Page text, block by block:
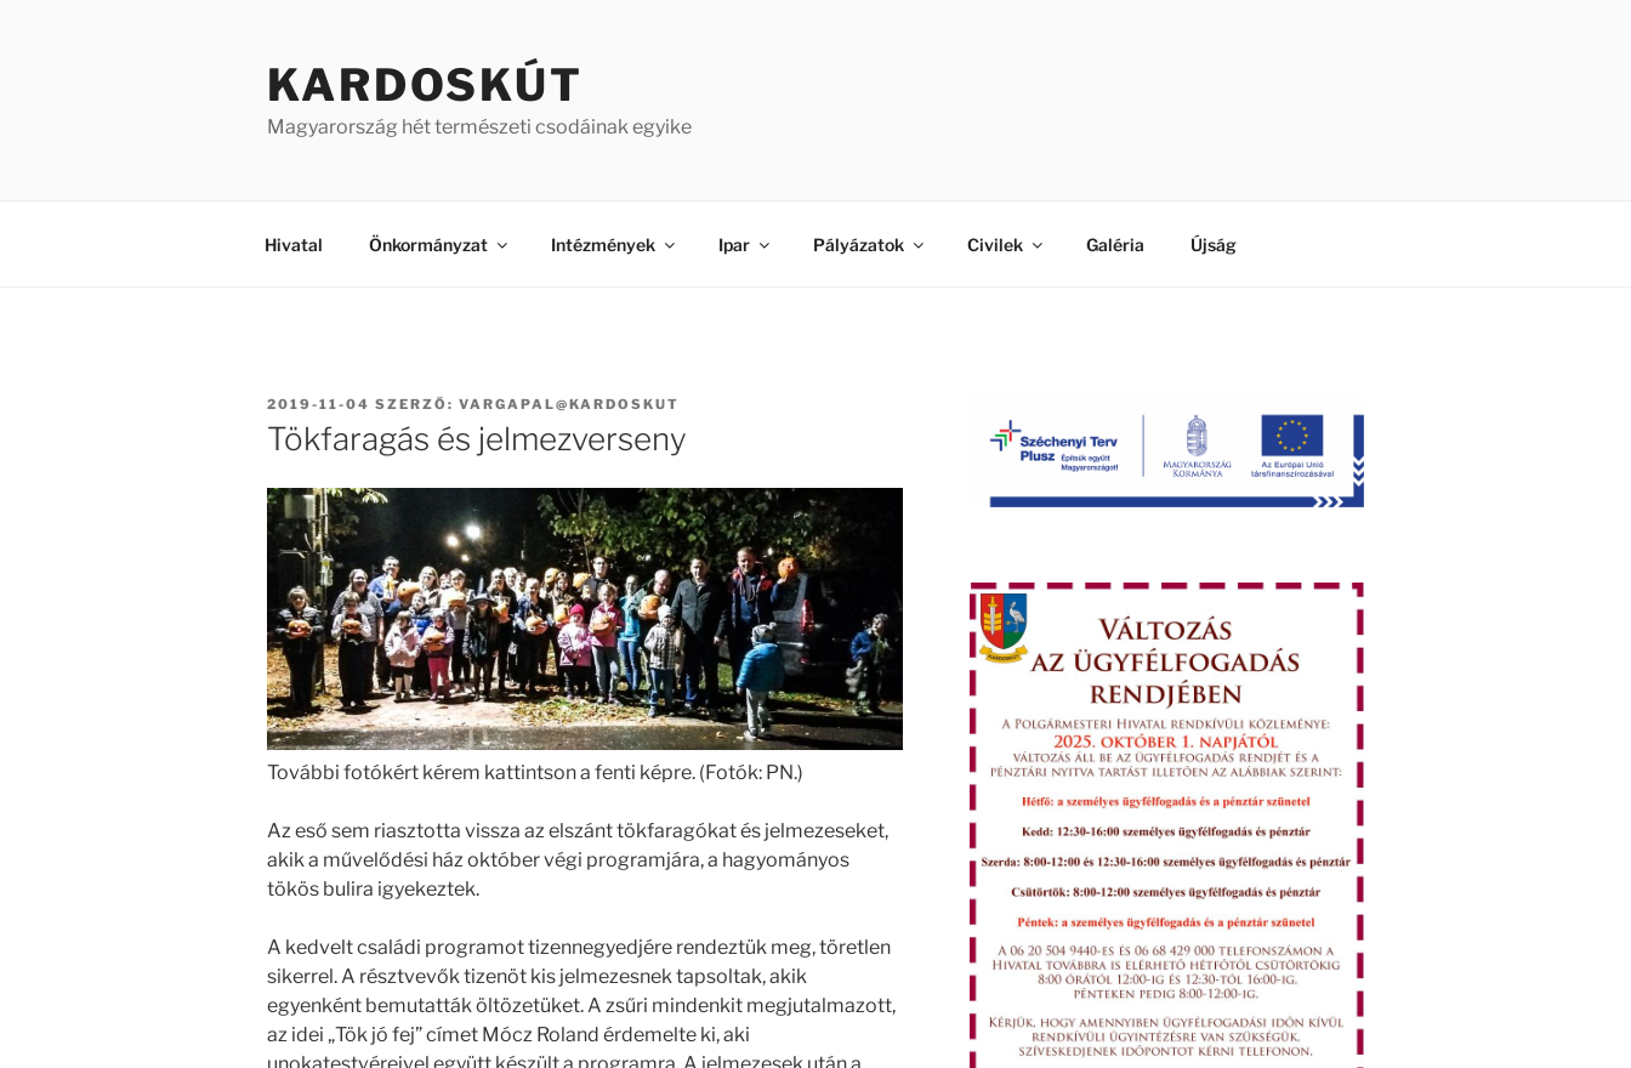
KARDOSKÚT
Magyarország hét természeti csodáinak egyike
Hivatal Önkormányzat Intézmények Ipar Pályázatok Civilek Galéria Újság
BEKÜLDVE:
2019-11-04 SZERZŐ: VARGAPAL@KARDOSKUT
Tökfaragás és jelmezverseny
További fotókért kérem kattintson a fenti képre. (Fotók: PN.)
Az eső sem riasztotta vissza az elszánt tökfaragókat és jelmezeseket,
akik a művelődési ház október végi programjára, a hagyományos
tökös bulira igyekeztek.
A kedvelt családi programot tizennegyedjére rendeztük meg, töretlen
sikerrel. A résztvevők tizenöt kis jelmezesnek tapsoltak, akik
egyenként bemutatták öltözetüket. A zsűri mindenkit megjutalmazott,
az idei „Tök jó fej” címet Mócz Roland érdemelte ki, aki